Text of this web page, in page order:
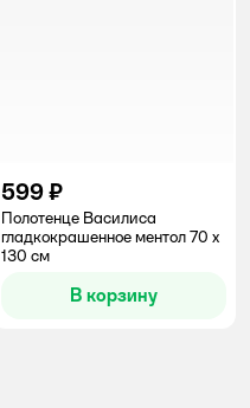
599 ₽
Полотенце Василиса
гладкокрашенное ментол 70 x
130 см
В корзину